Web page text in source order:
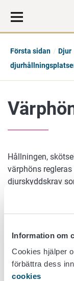
Information om
Cookies hjälper
förbättra dess
cookies
Första sidan Djur
Hållningen,
värphöns
djurskyddskrav
dessutom av
denna
behandlingen